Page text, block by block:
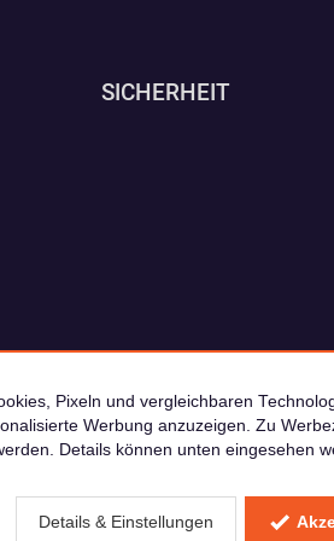
SICHERHEIT
© 2026
Pixeln und vergleichbaren
Werbung anzuzeigen. Zu
Details können unten eingesehen
Details & Einstellungen